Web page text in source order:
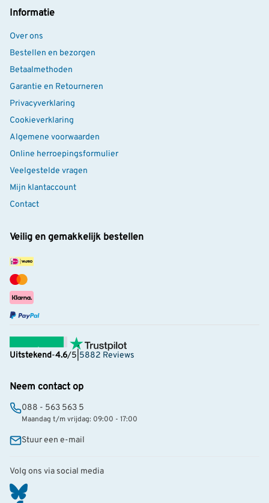
Informatie
Over ons
Bestellen en bezorgen
Betaalmethoden
Garantie en Retourneren
Privacyverklaring
Cookieverklaring
Algemene voorwaarden
Online herroepingsformulier
Veelgestelde vragen
Mijn klantaccount
Contact
Veilig en gemakkelijk bestellen
Uitstekend-4.6/5 5882 Reviews
Neem contact op
088 - 563 563 5
Maandag t/m vrijdag: 09:00 - 17:00
Stuur een e-mail
Volg ons via social media